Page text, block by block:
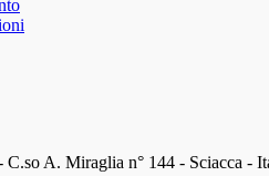
C.so A. Miraglia n° 144 - Sciacca -